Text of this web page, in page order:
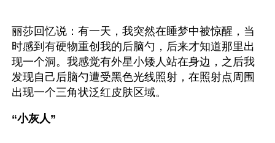
丽莎回忆说：有一天，我突然在睡梦中被惊醒，当
时感到有硬物重创我的后脑勺，后来才知道那里出
现一个洞。我感觉有外星小矮人站在身边，之后我
发现自己后脑勺遭受黑色光线照射，在照射点周围
出现一个三角状泛红皮肤区域。
“小灰人”